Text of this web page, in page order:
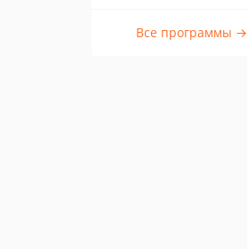
Все программы →